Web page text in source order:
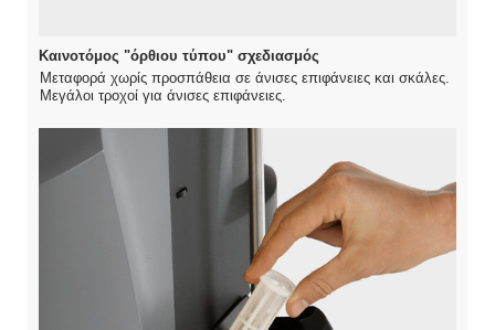
Καινοτόμος "όρθιου τύπου" σχεδιασμός
Μεταφορά χωρίς προσπάθεια σε άνισες επιφάνειες και σκάλες.
Μεγάλοι τροχοί για άνισες επιφάνειες.